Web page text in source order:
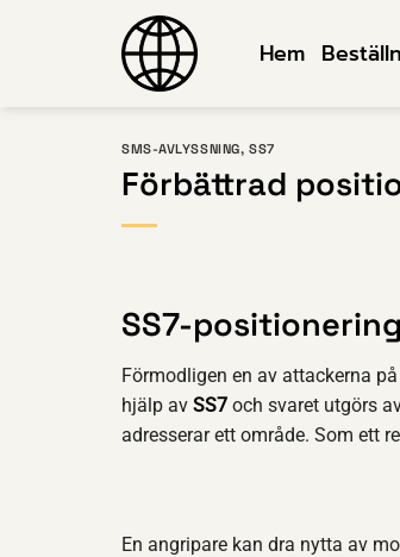
Hem
SMS-AVLYSSNING, SS7
Förbättrad
SS7-
Förmodligen en av attackerna
hjälp av SS7 och svaret utgörs
adresserar ett område. Som ett
En angripare kan dra nytta av